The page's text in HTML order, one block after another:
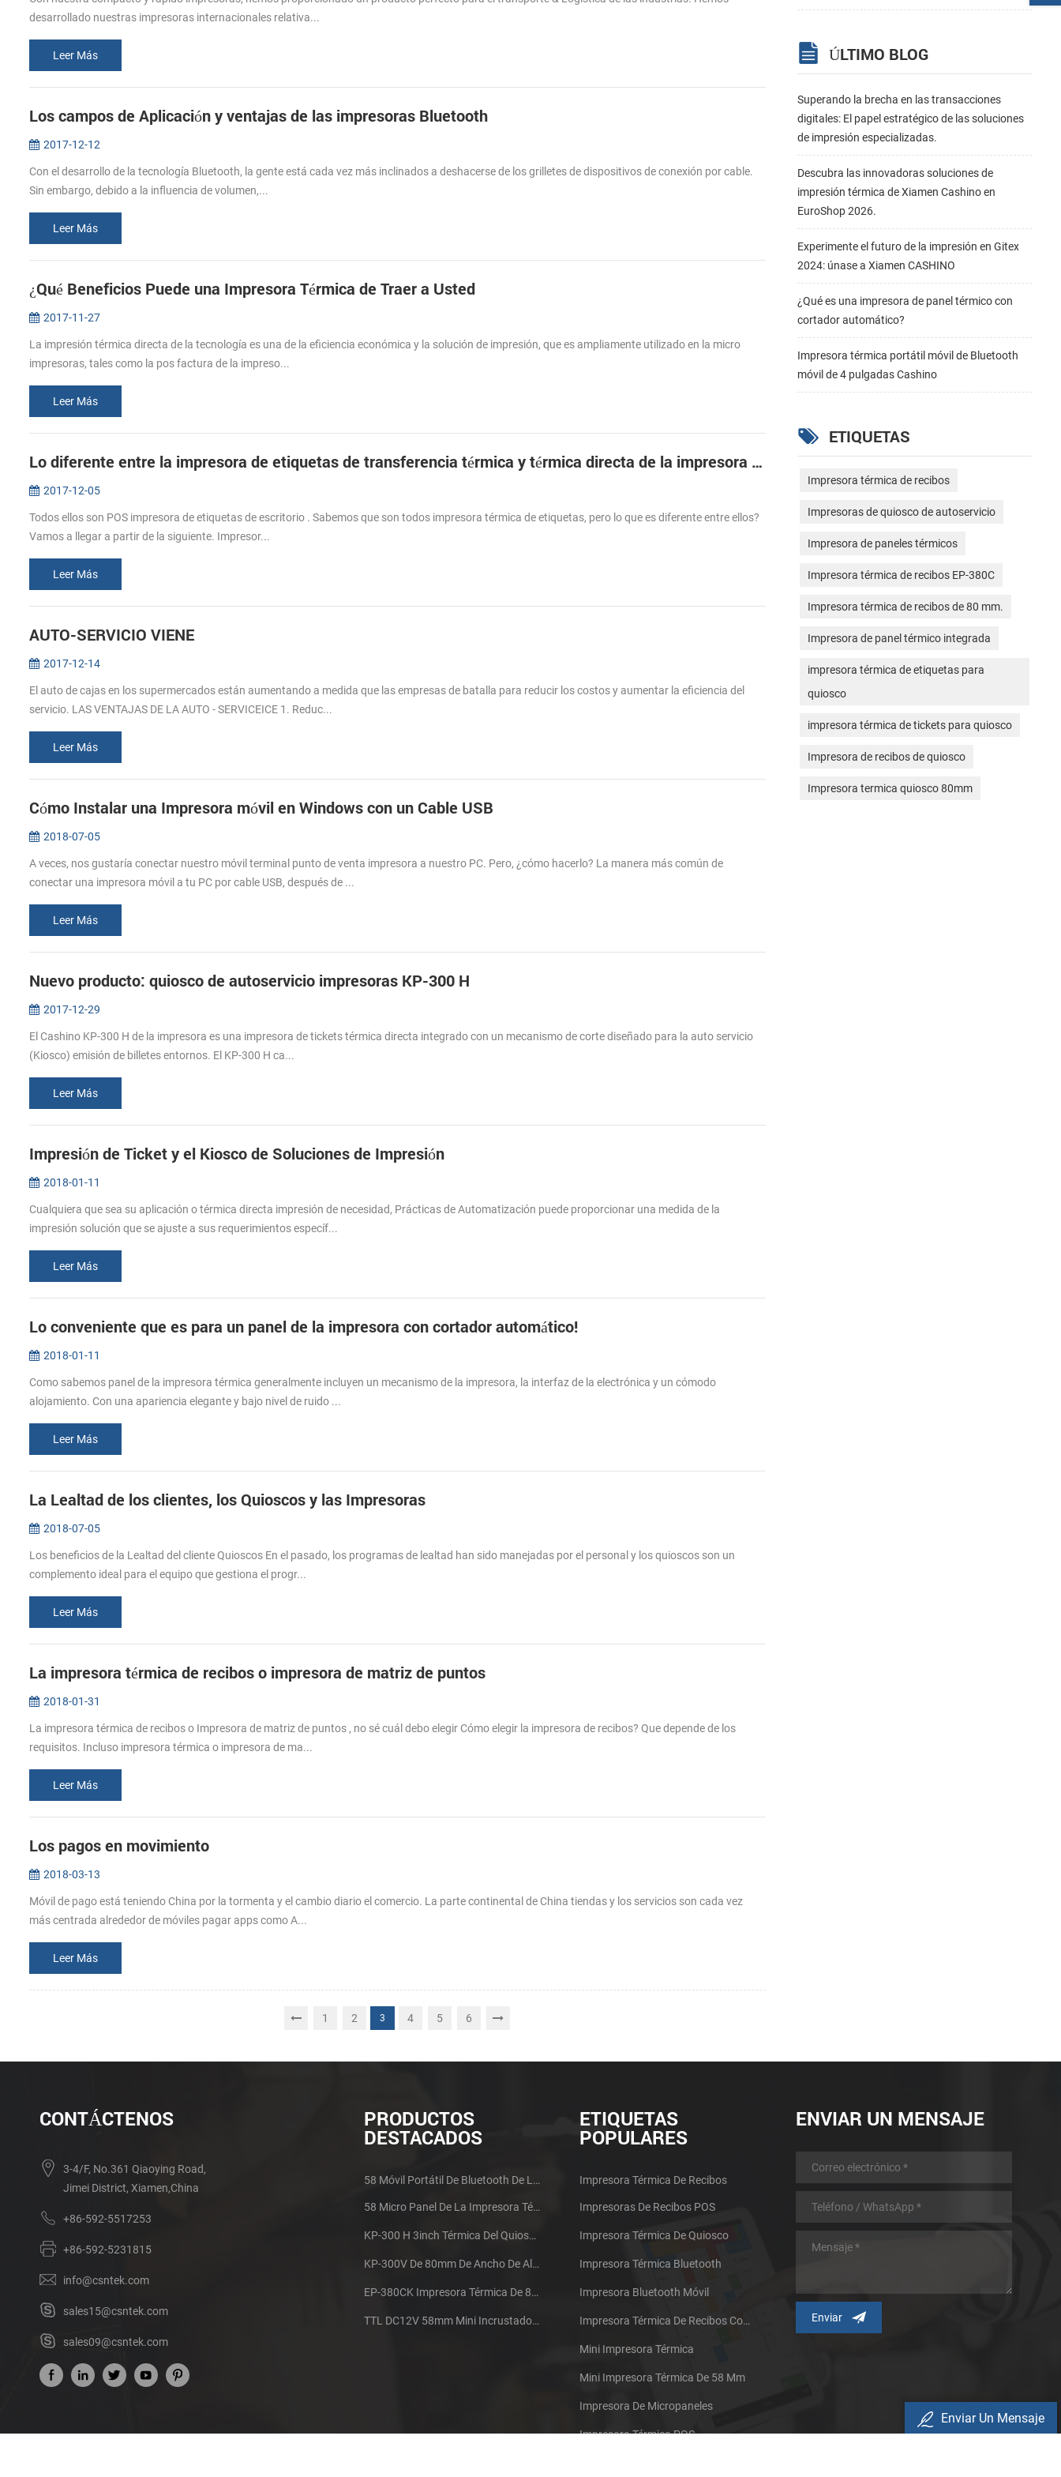
desarrollado nuestras impresoras internacionales relativa...
Leer Más
Los campos de Aplicación y ventajas de las impresoras Bluetooth
2017-12-12
Con el desarrollo de la tecnología Bluetooth, la gente está cada vez más inclinados a deshacerse de los grilletes de dispositivos de conexión por cable.
Sin embargo, debido a la influencia de volumen,...
Leer Más
¿Qué Beneficios Puede una Impresora Térmica de Traer a Usted
2017-11-27
La impresión térmica directa de la tecnología es una de la eficiencia económica y la solución de impresión, que es ampliamente utilizado en la micro
impresoras, tales como la pos factura de la impreso...
Leer Más
Lo diferente entre la impresora de etiquetas de transferencia térmica y térmica directa de la impresora de etiquetas
2017-12-05
Todos ellos son POS impresora de etiquetas de escritorio . Sabemos que son todos impresora térmica de etiquetas, pero lo que es diferente entre ellos?
Vamos a llegar a partir de la siguiente. Impresor...
Leer Más
AUTO-SERVICIO VIENE
2017-12-14
El auto de cajas en los supermercados están aumentando a medida que las empresas de batalla para reducir los costos y aumentar la eficiencia del
servicio. LAS VENTAJAS DE LA AUTO - SERVICEICE 1. Reduc...
Leer Más
Cómo Instalar una Impresora móvil en Windows con un Cable USB
2018-07-05
A veces, nos gustaría conectar nuestro móvil terminal punto de venta impresora a nuestro PC. Pero, ¿cómo hacerlo? La manera más común de
conectar una impresora móvil a tu PC por cable USB, después de ...
Leer Más
Nuevo producto: quiosco de autoservicio impresoras KP-300 H
2017-12-29
El Cashino KP-300 H de la impresora es una impresora de tickets térmica directa integrado con un mecanismo de corte diseñado para la auto servicio
(Kiosco) emisión de billetes entornos. El KP-300 H ca...
Leer Más
Impresión de Ticket y el Kiosco de Soluciones de Impresión
2018-01-11
Cualquiera que sea su aplicación o térmica directa impresión de necesidad, Prácticas de Automatización puede proporcionar una medida de la
impresión solución que se ajuste a sus requerimientos específ...
Leer Más
Lo conveniente que es para un panel de la impresora con cortador automático!
2018-01-11
Como sabemos panel de la impresora térmica generalmente incluyen un mecanismo de la impresora, la interfaz de la electrónica y un cómodo
alojamiento. Con una apariencia elegante y bajo nivel de ruido ...
Leer Más
La Lealtad de los clientes, los Quioscos y las Impresoras
2018-07-05
Los beneficios de la Lealtad del cliente Quioscos En el pasado, los programas de lealtad han sido manejadas por el personal y los quioscos son un
complemento ideal para el equipo que gestiona el progr...
Leer Más
La impresora térmica de recibos o impresora de matriz de puntos
2018-01-31
La impresora térmica de recibos o Impresora de matriz de puntos , no sé cuál debo elegir Cómo elegir la impresora de recibos? Que depende de los
requisitos. Incluso impresora térmica o impresora de ma...
Leer Más
Los pagos en movimiento
2018-03-13
Móvil de pago está teniendo China por la tormenta y el cambio diario el comercio. La parte continental de China tiendas y los servicios son cada vez
más centrada alrededor de móviles pagar apps como A...
Leer Más
1 2 3 4 5 6
ÚLTIMO BLOG
Superando la brecha en las transacciones
digitales: El papel estratégico de las soluciones
de impresión especializadas.
Descubra las innovadoras soluciones de
impresión térmica de Xiamen Cashino en
EuroShop 2026.
Experimente el futuro de la impresión en Gitex
2024: únase a Xiamen CASHINO
¿Qué es una impresora de panel térmico con
cortador automático?
Impresora térmica portátil móvil de Bluetooth
móvil de 4 pulgadas Cashino
ETIQUETAS
Impresora térmica de recibos
Impresoras de quiosco de autoservicio
Impresora de paneles térmicos
Impresora térmica de recibos EP-380C
Impresora térmica de recibos de 80 mm.
Impresora de panel térmico integrada
impresora térmica de etiquetas para
quiosco
impresora térmica de tickets para quiosco
Impresora de recibos de quiosco
Impresora termica quiosco 80mm
CONTÁCTENOS
3-4/F, No.361 Qiaoying Road,
Jimei District, Xiamen,China
+86-592-5517253
+86-592-5231815
info@csntek.com
sales15@csntek.com
sales09@csntek.com
PRODUCTOS
DESTACADOS
58 Móvil Portátil De Bluetooth De La Impresora Térmica De PTP-II
58 Micro Panel De La Impresora Térmica De Recibos CSN-A1
KP-300 H 3inch Térmica Del Quiosco De La Impresora Módulo De
KP-300V De 80mm De Ancho De Alta Velocidad De La Impresora Térmica Del Quiosco
EP-380CK Impresora Térmica De 80 Mm Con Bloqueo De La Tapa
TTL DC12V 58mm Mini Incrustado Taxi De La Impresora Térmica De Recibos
ETIQUETAS
POPULARES
Impresora Térmica De Recibos
Impresoras De Recibos POS
Impresora Térmica De Quiosco
Impresora Térmica Bluetooth
Impresora Bluetooth Móvil
Impresora Térmica De Recibos Con Micropanel.
Mini Impresora Térmica
Mini Impresora Térmica De 58 Mm
Impresora De Micropaneles
Impresora Térmica POS
ENVIAR UN MENSAJE
Enviar Un Mensaje